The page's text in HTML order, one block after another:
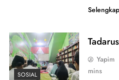
SOSIAL
Yapim
mins